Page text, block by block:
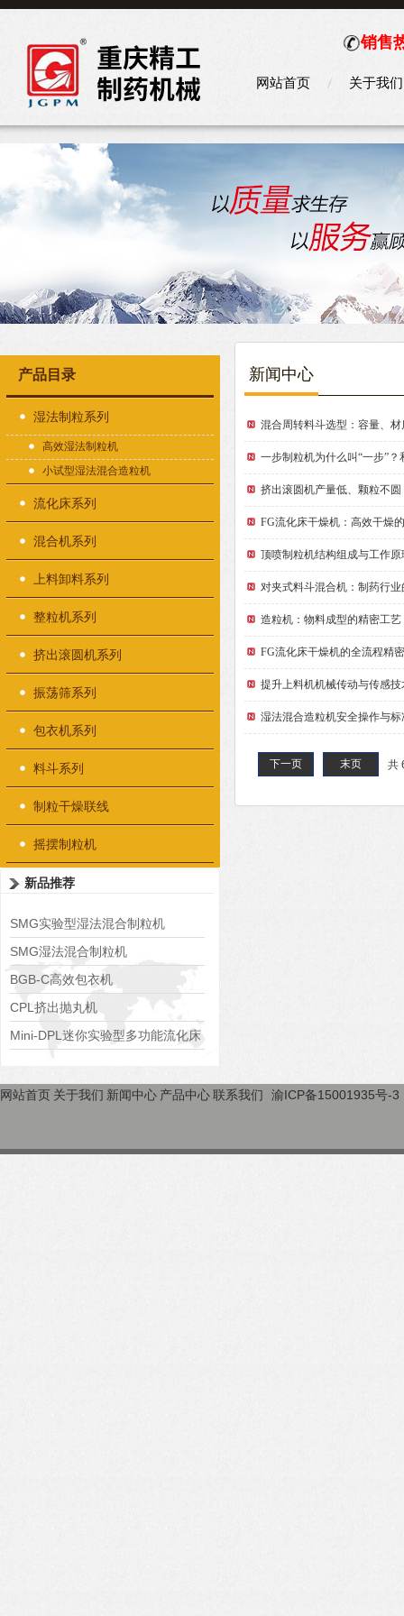
销售
网站首页 关于我们
产品目录
湿法制粒系列
高效湿法制粒机
小试型湿法混合造粒机
流化床系列
混合机系列
上料卸料系列
整粒机系列
挤出滚圆机系列
振荡筛系列
包衣机系列
料斗系列
制粒干燥联线
摇摆制粒机
新品推荐
SMG实验型湿法混合制粒机
SMG湿法混合制粒机
BGB-C高效包衣机
CPL挤出抛丸机
Mini-DPL迷你实验型多功能流化床
新闻中心
混合周转料斗选型：容量、
一步制粒机为什么叫“一步”
挤出滚圆机产量低、颗粒不
FG流化床干燥机：高效干燥
顶喷制粒机结构组成与工作原
对夹式料斗混合机：制药行
造粒机：物料成型的精密工艺
FG流化床干燥机的全流程精
提升上料机机械传动与传感
湿法混合造粒机安全操作与
共
下一页 末页
网站首页 关于我们 新闻中心 产品中心联系我们 渝ICP备15001935号-3